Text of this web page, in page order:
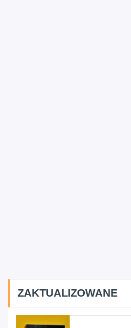
ZAKTUALIZOWANE